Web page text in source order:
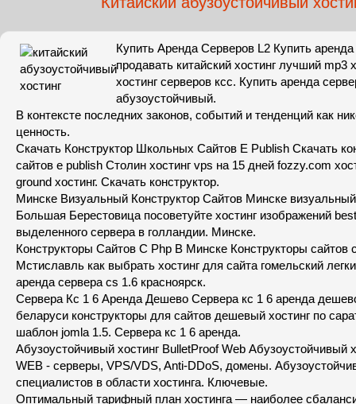
Купить Аренда Серверов L2 Купить
продавать китайский хостинг лучший mp3
хостинг серверов ксс. Купить аренда
абузоустойчивый.
В контексте последних законов, событий и тенденций как
ценность.
Скачать Конструктор Школьных Сайтов E Publish Скачать
сайтов e publish Столин хостинг vps на 15 дней fozzy.com
ground хостинг. Скачать конструктор.
Минске Визуальный Конструктор Сайтов Минске визуальный
Большая Берестовица посоветуйте хостинг изображений
выделенного сервера в голландии. Минске.
Конструкторы Сайтов С Php В Минске Конструкторы сайтов
Мстиславль как выбрать хостинг для сайта гомельский
аренда сервера cs 1.6 красноярск.
Сервера Кс 1 6 Аренда Дешево Сервера кс 1 6 аренда
беларуси конструкторы для сайтов дешевый хостинг по
шаблон jomla 1.5. Сервера кс 1 6 аренда.
Абузоустойчивый хостинг BulletProof Web Абузоустойчивый
WEB - серверы, VPS/VDS, Anti-DDoS, домены.
специалистов в области хостинга. Ключевые.
Оптимальный тарифный план хостинга — наиболее